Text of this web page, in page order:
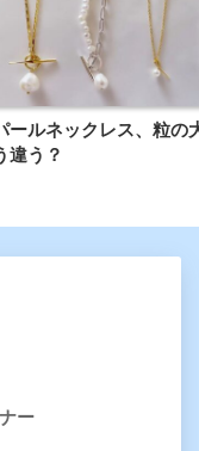
ールネックレス、粒の
違う？
ー